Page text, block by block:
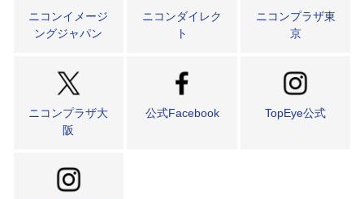
ニコンイメージ
ングジャパン
ニコンダイレク
ト
ニコンプラザ東
京
ニコンプラザ大
阪
公式Facebook TopEye公式